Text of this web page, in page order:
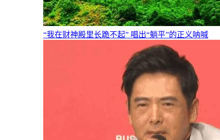
“我在财神殿里长跪不起” 唱出“躺平”的正义呐喊